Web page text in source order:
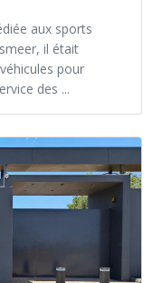
aux sports
il était
pour
des ...